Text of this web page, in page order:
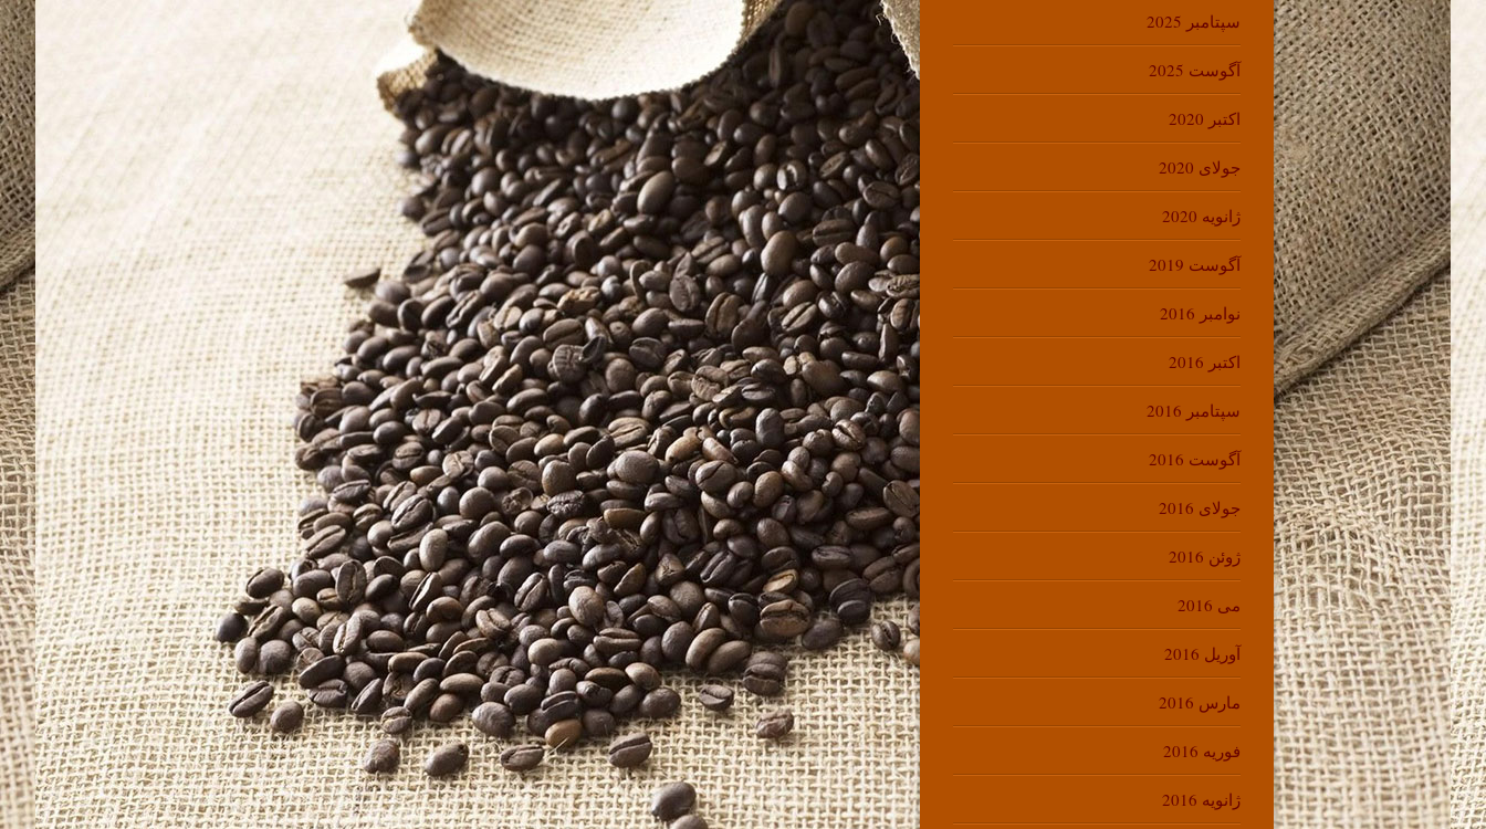
سپتامبر 2025
آگوست 2025
اکتبر 2020
جولای 2020
ژانویه 2020
آگوست 2019
نوامبر 2016
اکتبر 2016
سپتامبر 2016
آگوست 2016
جولای 2016
ژوئن 2016
می 2016
آوریل 2016
مارس 2016
فوریه 2016
ژانویه 2016